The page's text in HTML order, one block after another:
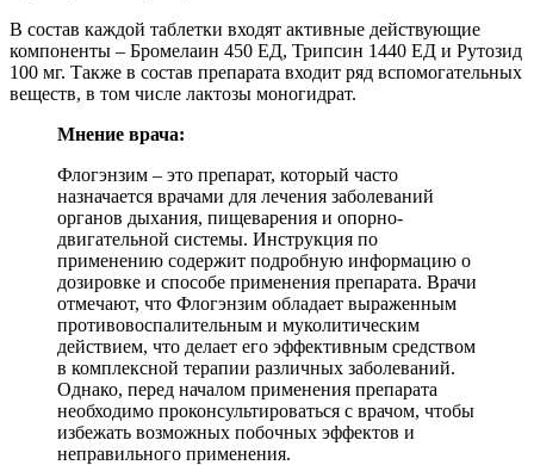
В состав каждой таблетки входят активные действующие
компоненты – Бромелаин 450 ЕД, Трипсин 1440 ЕД и Рутозид
100 мг. Также в состав препарата входит ряд вспомогательных
веществ, в том числе лактозы моногидрат.
Мнение врача:
Флогэнзим – это препарат, который часто
назначается врачами для лечения заболеваний
органов дыхания, пищеварения и опорно-
двигательной системы. Инструкция по
применению содержит подробную информацию о
дозировке и способе применения препарата. Врачи
отмечают, что Флогэнзим обладает выраженным
противовоспалительным и муколитическим
действием, что делает его эффективным средством
в комплексной терапии различных заболеваний.
Однако, перед началом применения препарата
необходимо проконсультироваться с врачом, чтобы
избежать возможных побочных эффектов и
неправильного применения.